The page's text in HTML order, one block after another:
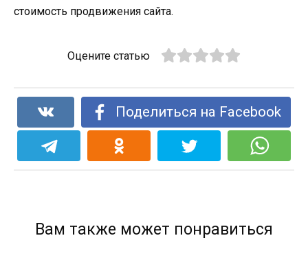
стоимость продвижения сайта.
Оцените статью
Поделиться на Facebook
Вам также может понравиться